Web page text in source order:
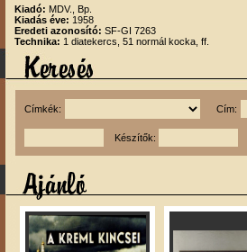
Kiadó: MDV., Bp.
Kiadás éve: 1958
Eredeti azonosító: SF-GI 7263
Technika: 1 diatekercs, 51 normál kocka, ff.
Címkék: Cím:
Készítők: